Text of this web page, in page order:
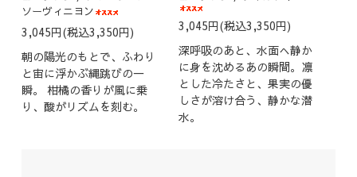
ソーヴィニヨン
3,045円(税込3,350円)
朝の陽光のもとで、ふわり
と宙に浮かぶ縄跳びの一
瞬。 柑橘の香りが風に乗
り、酸がリズムを刻む。
3,045円(税込3,350円)
深呼吸のあと、水面へ静か
に身を沈めるあの瞬間。凛
とした冷たさと、果実の優
しさが溶け合う、静かな潜
水。